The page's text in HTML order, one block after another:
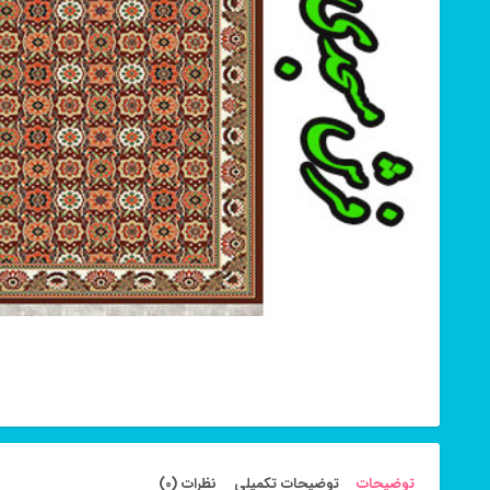
توضیحات توضیحات تکمیلی نظرات (0)